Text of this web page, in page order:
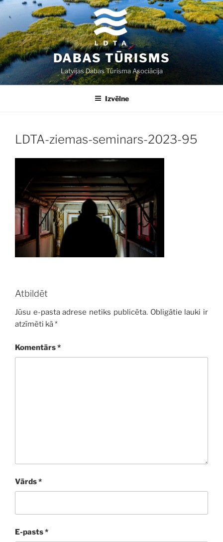
Doties
saturu
DABAS TŪRISMS
Latvijas Dabas Tūrisma Asociācija
Izvēlne
LDTA-ziemas-seminars-2023-95
Atbildēt
Jūsu e-pasta adrese netiks publicēta. Obligātie lauki ir
atzīmēti kā*
Komentārs*
Vārds*
E-pasts*